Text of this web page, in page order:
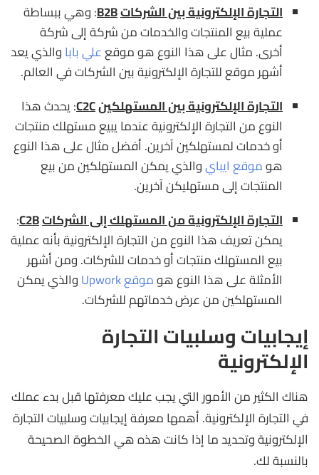
التجارة الإلكترونية بين الشركاتB2B: وهي ببساطة
عملية بيع المنتجات والخدمات من شركة إلى شركة
أخرى. مثال على هذا النوع هو موقععلي باباوالذي يعد
أشهر موقع للتجارة الإلكترونية بين الشركات في العالم.
التجارة الإلكترونية بين المستهلكينC2C: يحدث هذا
النوع من التجارة الإلكترونية عندما يبيع مستهلك منتجات
أو خدمات لمستهلكين آخرين. أفضل مثال على هذا النوع
هوموقع ايبايوالذي يمكن المستهلكين من بيع
المنتجات إلى مستهليكن آخرين.
التجارة الإلكترونية من المستهلك إلى الشركاتC2B
:
يمكن تعريف هذا النوع من التجارة الإلكترونية بأنه عملية
بيع المستهلك منتجات أو خدمات للشركات. ومن أشهر
الأمثلة على هذا النوع هوموقع Upwork
والذي يمكن
المستهلكين من عرض خدماتهم للشركات.
إيجابيات وسلبيات التجارة
الإلكترونية
هناك الكثير من الأمور التي يجب عليك معرفتها قبل بدء عملك
في التجارة الإلكترونية. أهمها معرفة إيجابيات وسلبيات التجارة
الإلكترونية وتحديد ما إذا كانت هذه هي الخطوة الصحيحة
بالنسبة لك.